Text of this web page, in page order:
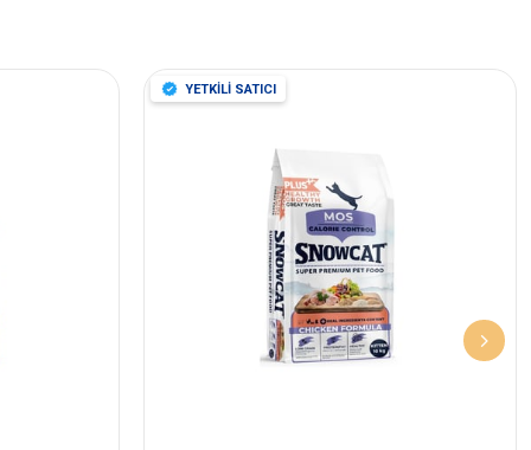
YETKİLİ SATICI